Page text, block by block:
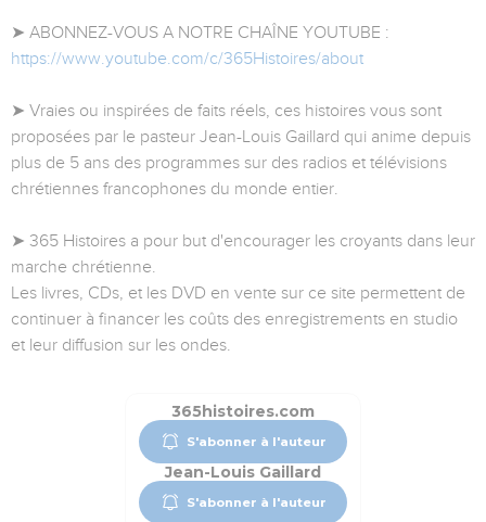
➤ ABONNEZ-VOUS A NOTRE CHAÎNE YOUTUBE :
https://www.youtube.com/c/365Histoires/about
➤ Vraies ou inspirées de faits réels, ces histoires vous sont
proposées par le pasteur Jean-Louis Gaillard qui anime depuis
plus de 5 ans des programmes sur des radios et télévisions
chrétiennes francophones du monde entier.
➤ 365 Histoires a pour but d'encourager les croyants dans leur
marche chrétienne.
Les livres, CDs, et les DVD en vente sur ce site permettent de
continuer à financer les coûts des enregistrements en studio
et leur diffusion sur les ondes.
365histoires.com
S'abonner à l'auteur
Jean-Louis Gaillard
S'abonner à l'auteur